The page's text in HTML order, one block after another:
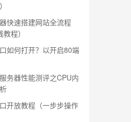
快速搭建网站全流程
程）
如何打开？以开启80端
务器性能测评之CPU内
开放教程（一步步操作